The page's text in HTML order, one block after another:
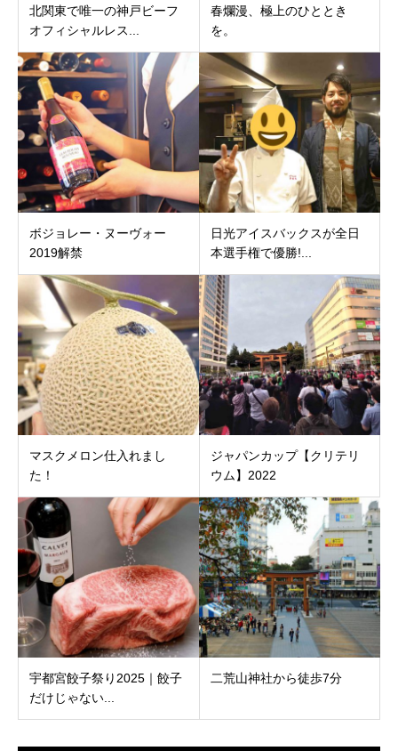
北関東で唯一の神戸ビーフ
オフィシャルレス...
春爛漫、極上のひととき
を。
ボジョレー・ヌーヴォー
2019解禁
日光アイスバックスが全日
本選手権で優勝!...
マスクメロン仕入れまし
た！
ジャパンカップ【クリテリ
ウム】2022
宇都宮餃子祭り2025｜餃子
だけじゃない...
二荒山神社から徒歩7分